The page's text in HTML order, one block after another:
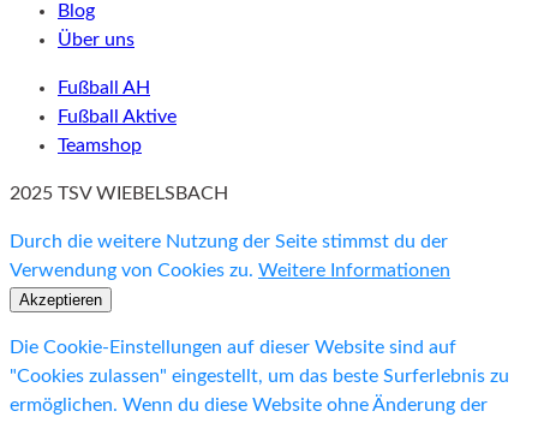
Blog
Über uns
Fußball AH
Fußball Aktive
Teamshop
2025 TSV WIEBELSBACH
Durch die weitere Nutzung der Seite stimmst du der
Verwendung von Cookies zu. Weitere Informationen
Akzeptieren
Die Cookie-Einstellungen auf dieser Website sind auf
"Cookies zulassen" eingestellt, um das beste Surferlebnis zu
ermöglichen. Wenn du diese Website ohne Änderung der